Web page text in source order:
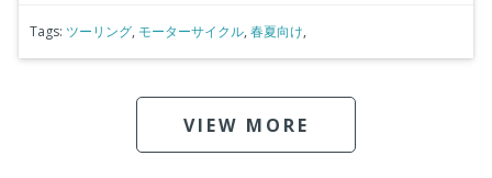
Tags: ツーリング, モーターサイクル, 春夏向け,
VIEW MORE